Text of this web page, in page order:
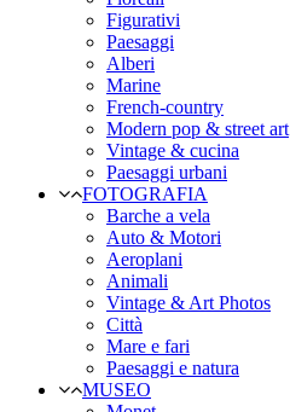
Figurativi
Paesaggi
Alberi
Marine
French-country
Modern pop & street art
Vintage & cucina
Paesaggi urbani
FOTOGRAFIA
Barche a vela
Auto & Motori
Aeroplani
Animali
Vintage & Art Photos
Città
Mare e fari
Paesaggi e natura
MUSEO